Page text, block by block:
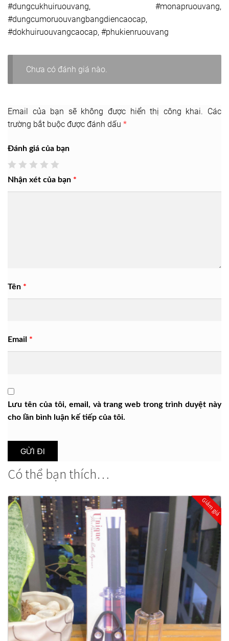
#dungcukhuiruouvang, #monapruouvang,
#dungcumoruouvangbangdiencaocap,
#dokhuiruouvangcaocap, #phukienruouvang
Chưa có đánh giá nào.
Email của bạn sẽ không được hiển thị công khai. Các
trường bắt buộc được đánh dấu *
Đánh giá của bạn
Nhận xét của bạn *
Tên *
Email *
Lưu tên của tôi, email, và trang web trong trình duyệt này
cho lần bình luận kế tiếp của tôi.
Có thể bạn thích…
Giảm giá